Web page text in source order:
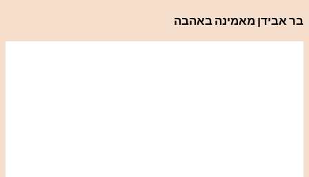
לדלג
בר אבידן מאמינה באהבה